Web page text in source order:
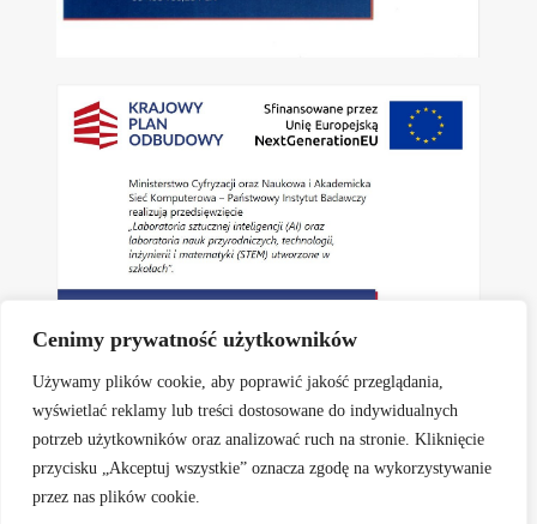
Cenimy prywatność użytkowników
Używamy plików cookie, aby poprawić jakość przeglądania,
wyświetlać reklamy lub treści dostosowane do indywidualnych
potrzeb użytkowników oraz analizować ruch na stronie. Kliknięcie
przycisku „Akceptuj wszystkie” oznacza zgodę na wykorzystywanie
przez nas plików cookie.
Informacje